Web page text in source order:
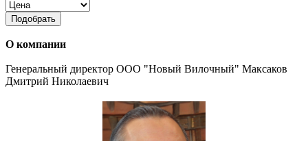
Подобрать
О компании
Генеральный директор ООО "Новый Вилочный" Максаков
Дмитрий Николаевич